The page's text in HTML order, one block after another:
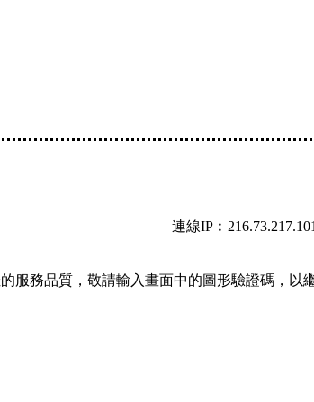
連線
服務品質，敬請輸入畫面中的圖形驗證碼，以